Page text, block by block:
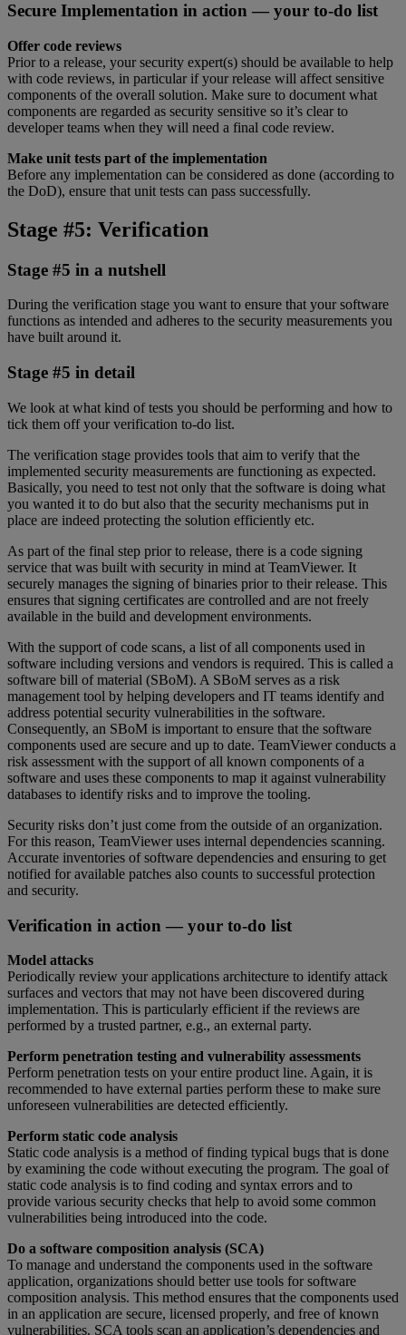
Secure Implementation in action — your to-do list
Offer code reviews
Prior to a release, your security expert(s) should be available to help
with code reviews, in particular if your release will affect sensitive
components of the overall solution. Make sure to document what
components are regarded as security sensitive so it’s clear to
developer teams when they will need a final code review.
Make unit tests part of the implementation
Before any implementation can be considered as done (according to
the DoD), ensure that unit tests can pass successfully.
Stage #5: Verification
Stage #5 in a nutshell
During the verification stage you want to ensure that your software
functions as intended and adheres to the security measurements you
have built around it.
Stage #5 in detail
We look at what kind of tests you should be performing and how to
tick them off your verification to-do list.
The verification stage provides tools that aim to verify that the
implemented security measurements are functioning as expected.
Basically, you need to test not only that the software is doing what
you wanted it to do but also that the security mechanisms put in
place are indeed protecting the solution efficiently etc.
As part of the final step prior to release, there is a code signing
service that was built with security in mind at TeamViewer. It
securely manages the signing of binaries prior to their release. This
ensures that signing certificates are controlled and are not freely
available in the build and development environments.
With the support of code scans, a list of all components used in
software including versions and vendors is required. This is called a
software bill of material (SBoM). A SBoM serves as a risk
management tool by helping developers and IT teams identify and
address potential security vulnerabilities in the software.
Consequently, an SBoM is important to ensure that the software
components used are secure and up to date. TeamViewer conducts a
risk assessment with the support of all known components of a
software and uses these components to map it against vulnerability
databases to identify risks and to improve the tooling.
Security risks don’t just come from the outside of an organization.
For this reason, TeamViewer uses internal dependencies scanning.
Accurate inventories of software dependencies and ensuring to get
notified for available patches also counts to successful protection
and security.
Verification in action — your to-do list
Model attacks
Periodically review your applications architecture to identify attack
surfaces and vectors that may not have been discovered during
implementation. This is particularly efficient if the reviews are
performed by a trusted partner, e.g., an external party.
Perform penetration testing and vulnerability assessments
Perform penetration tests on your entire product line. Again, it is
recommended to have external parties perform these to make sure
unforeseen vulnerabilities are detected efficiently.
Perform static code analysis
Static code analysis is a method of finding typical bugs that is done
by examining the code without executing the program. The goal of
static code analysis is to find coding and syntax errors and to
provide various security checks that help to avoid some common
vulnerabilities being introduced into the code.
Do a software composition analysis (SCA)
To manage and understand the components used in the software
application, organizations should better use tools for software
composition analysis. This method ensures that the components used
in an application are secure, licensed properly, and free of known
vulnerabilities. SCA tools scan an application’s dependencies and